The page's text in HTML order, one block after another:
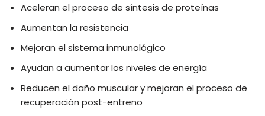
Aceleran el proceso de síntesis de proteínas
Aumentan la resistencia
Mejoran el sistema inmunológico
Ayudan a aumentar los niveles de energía
Reducen el daño muscular y mejoran el proceso de
recuperación post-entreno